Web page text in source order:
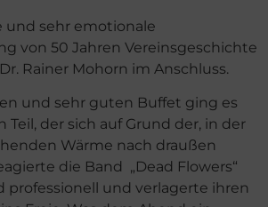
und sehr emotionale
von 50 Jahren Vereinsgeschichte
Rainer Mohorn im Anschluss.
und sehr guten Buffet ging es
der sich auf Grund der, in der
Wärme nach draußen
die Band „Dead Flowers“
professionell und verlagerte ihren